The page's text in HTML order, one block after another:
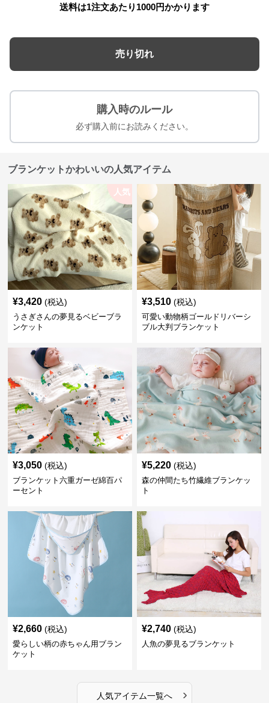
送料は1注文あたり 1000円かかります
売り切れ
購入時のルール
必ず購入前にお読みください。
ブランケットかわいいの人気アイテム
人気
¥3,420 (税込)
うさぎさんの夢見るベビーブラ
ンケット
¥3,510 (税込)
可愛い動物柄ゴールドリバーシ
ブル大判ブランケット
¥3,050 (税込)
ブランケット六重ガーゼ綿百パ
ーセント
¥5,220 (税込)
森の仲間たち竹繊維ブランケッ
ト
¥2,660 (税込)
愛らしい柄の赤ちゃん用ブラン
ケット
¥2,740 (税込)
人魚の夢見るブランケット
人気アイテム一覧へ ›